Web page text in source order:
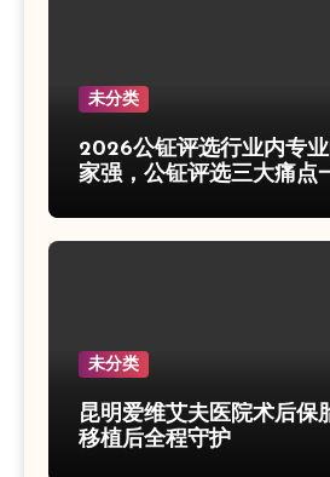
未分类
2026公钲评选行业内专
家强，公钲评选三大痛点
未分类
昆明爱维艾夫医院术后保
移植后全程守护